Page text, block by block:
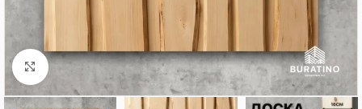
Нажмите, чтобы увеличить